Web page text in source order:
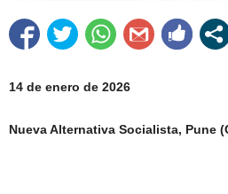
14 de enero de 2026
Nueva Alternativa Socialista, Pune